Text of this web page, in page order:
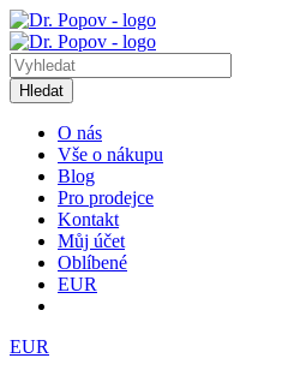
Hledat
O nás
Vše o nákupu
Blog
Pro prodejce
Kontakt
Můj účet
Oblíbené
EUR
EUR